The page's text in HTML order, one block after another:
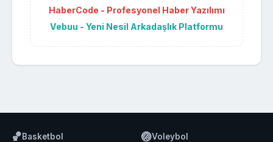
HaberCode - Profesyonel Haber Yazılımı
Vebuu - Yeni Nesil Arkadaşlık Platformu
🏀Basketbol 🏐Voleybol